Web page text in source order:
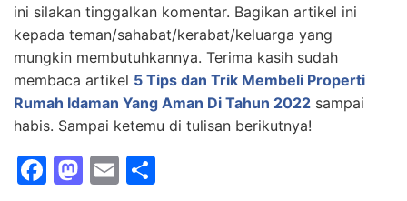
ini silakan tinggalkan komentar. Bagikan artikel ini
kepada teman/sahabat/kerabat/keluarga yang
mungkin membutuhkannya. Terima kasih sudah
membaca artikel 5 Tips dan Trik Membeli Properti
Rumah Idaman Yang Aman Di Tahun 2022 sampai
habis. Sampai ketemu di tulisan berikutnya!
F
M E